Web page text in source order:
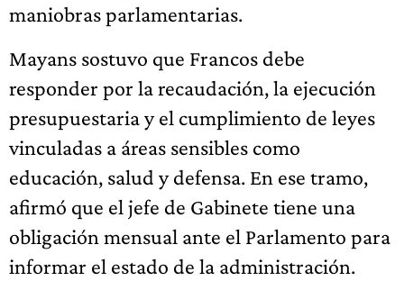
maniobras parlamentarias.
Mayans sostuvo que Francos debe
responder por la recaudación, la ejecución
presupuestaria y el cumplimiento de leyes
vinculadas a áreas sensibles como
educación, salud y defensa. En ese tramo,
afirmó que el jefe de Gabinete tiene una
obligación mensual ante el Parlamento para
informar el estado de la administración.